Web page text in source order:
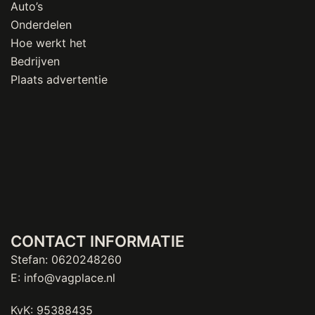
Auto’s
Onderdelen
Hoe werkt het
Bedrijven
Plaats advertentie
CONTACT INFORMATIE
Stefan: 0620248260
E: info@vagplace.nl
KvK: 95388435